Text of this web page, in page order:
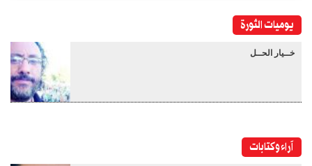
يوميات الثورة
خــيار الحــل
آراء وكتابات